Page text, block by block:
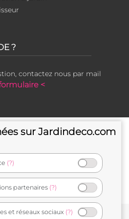
?
contactez nous par mail
<
français
sur Jardindeco.com
(?)
partenaires (?)
et réseaux sociaux (?)